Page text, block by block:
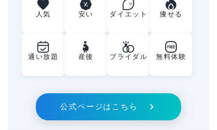
人気 安い ダイエット 痩せる
通い放題 産後 ブライダル
FREE
無料体験
公式ページはこちら